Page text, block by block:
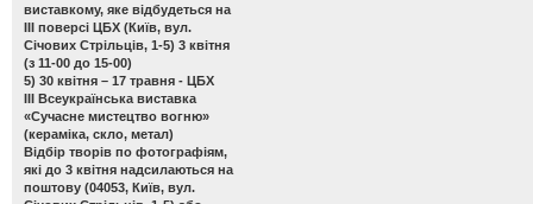
виставкому, яке відбудеться на
ІІІ поверсі ЦБХ (Київ, вул.
Січових Стрільців, 1-5) 3 квітня
(з 11-00 до 15-00)
5) 30 квітня – 17 травня - ЦБХ
ІІІ Всеукраїнська виставка
«Сучасне мистецтво вогню»
(кераміка, скло, метал)
Відбір творів по фотографіям,
які до 3 квітня надсилаються на
поштову (04053, Київ, вул.